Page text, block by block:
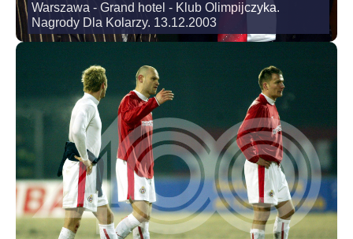
Warszawa - Grand hotel - Klub Olimpijczyka.
Nagrody Dla Kolarzy. 13.12.2003